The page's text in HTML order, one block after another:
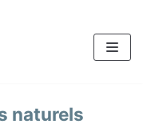
naturels